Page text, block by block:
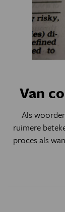
Van
Als
ruimere
proces als